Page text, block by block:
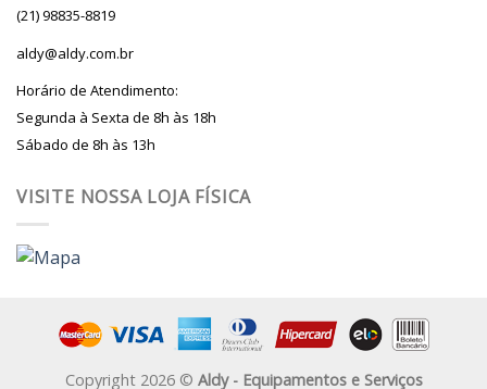
(21) 98835-8819
aldy@aldy.com.br
Horário de Atendimento:
Segunda à Sexta de 8h às 18h
Sábado de 8h às 13h
VISITE NOSSA LOJA FÍSICA
Copyright 2026 © Aldy - Equipamentos e Serviços